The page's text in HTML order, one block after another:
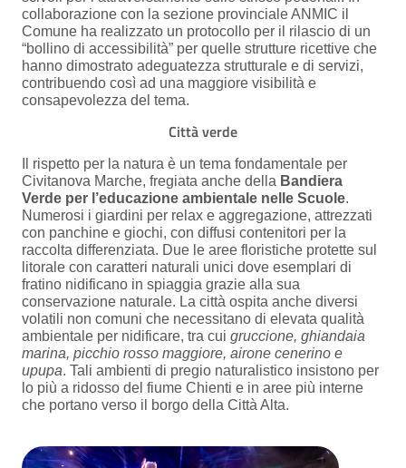
collaborazione con la sezione provinciale ANMIC il
Comune ha realizzato un protocollo per il rilascio di un
“bollino di accessibilità” per quelle strutture ricettive che
hanno dimostrato adeguatezza strutturale e di servizi,
contribuendo così ad una maggiore visibilità e
consapevolezza del tema.
Città verde
Il rispetto per la natura è un tema fondamentale per
Civitanova Marche, fregiata anche della Bandiera
Verde per l’educazione ambientale nelle Scuole.
Numerosi i giardini per relax e aggregazione, attrezzati
con panchine e giochi, con diffusi contenitori per la
raccolta differenziata. Due le aree floristiche protette sul
litorale con caratteri naturali unici dove esemplari di
fratino nidificano in spiaggia grazie alla sua
conservazione naturale. La città ospita anche diversi
volatili non comuni che necessitano di elevata qualità
ambientale per nidificare, tra cui gruccione, ghiandaia
marina, picchio rosso maggiore, airone cenerino e
upupa. Tali ambienti di pregio naturalistico insistono per
lo più a ridosso del fiume Chienti e in aree più interne
che portano verso il borgo della Città Alta.